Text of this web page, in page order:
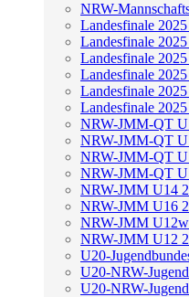
NRW-
Landesfinale
Landesfinale
Landesfinale
Landesfinale
Landesfinale
Landesfinale
NRW-JMM-QT
NRW-JMM-QT
NRW-JMM-QT
NRW-JMM-QT
NRW-JMM U14
NRW-JMM U16
NRW-JMM
NRW-JMM U12
U20-
U20-NRW-
U20-NRW-